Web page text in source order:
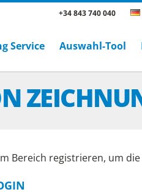
+34 843 740 040
Service Auswahl-Tool
Bereich registrieren, um